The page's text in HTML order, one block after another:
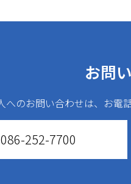
お問
へのお問い合わせは、お電
086-252-7700